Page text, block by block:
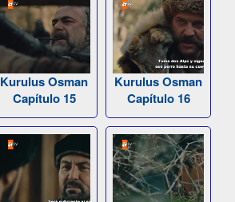
Kurulus Osman
Capítulo 15
Kurulus Osman
Capítulo 16